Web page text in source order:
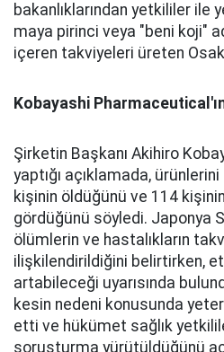
bakanlıklarından yetkililer ile
maya pirinci veya "beni koji"
içeren takviyeleri üreten
Kobayashi
Şirketin Başkanı Akihiro
yaptığı açıklamada,
kişinin öldüğünü ve 114
gördüğünü söyledi. Japonya
ölümlerin ve hastalıkların
ilişkilendirildiğini belirtirken,
artabileceği uyarısında
kesin nedeni konusunda
etti ve hükümet sağlık
soruşturma yürütüldüğünü